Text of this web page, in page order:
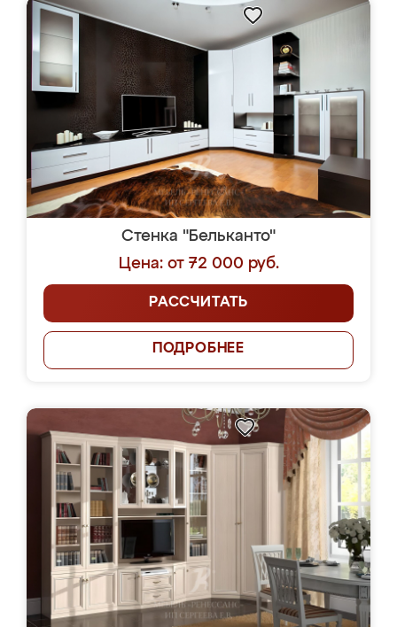
Стенка "Бельканто"
Цена: от 72 000 руб.
РАССЧИТАТЬ
ПОДРОБНЕЕ